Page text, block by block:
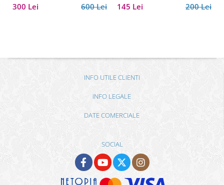
600 Lei
300 Lei 200 Lei
145 Lei
INFO UTILE CLIENTI
INFO LEGALE
DATE COMERCIALE
SOCIAL